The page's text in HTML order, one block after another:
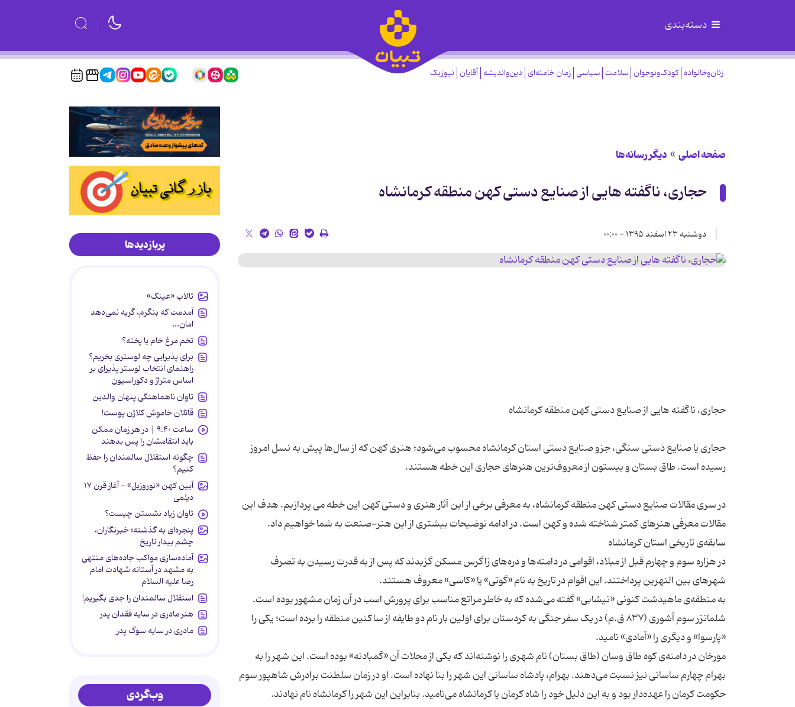
دسته‌بندی
زنان‌وخانواده کودک‌ونوجوان سلامت سیاسی زمان خامنه‌ای دین‌واندیشه آقایان نیوزیک
صفحه اصلی دیگر رسانه‌ها
حجاری، ناگفته هایی از صنایع دستی کهن منطقه کرمانشاه
دوشنبه ۲۳ اسفند ۱۳۹۵ - ۰۰:۰۰
حجاری یا صنایع دستی سنگی، جزو صنایع دستی استان کرمانشاه محسوب می‌شود؛ هنری کهن که از سال‌ها پیش به نسل امروز
در سری مقالات صنایع دستی کهن منطقه کرمانشاه، به معرفی برخی از این آثار هنری و دستی کهن این خطه می‌ پردازیم. هدف این
در هزاره سوم و چهارم قبل از میلاد، اقوامی در دامنه‌ها و دره‌های زاگرس مسکن گزیدند که پس از به قدرت رسیدن به تصرف
به منطقه‌ی ماهیدشت کنونی «نیشابی» گفته می‌شده که به خاطر مراتع مناسب برای پرورش اسب در آن زمان مشهور بوده است.
شلمانزر سوم آشوری (۸۳۷ ق.م) در یک سفر جنگی به کردستان برای اولین بار نام دو طایفه از ساکنین منطقه را برده است؛ یکی را
مورخان در دامنه‌ی کوه طاق وسان (طاق بستان) نام شهری را نوشته‌اند که یکی از محلات آن «گمبادنه» بوده است. این شهر را به
بهرام چهارم ساسانی نیز نسبت می‌دهند. بهرام، پادشاه ساسانی این شهر را بنا نهاده است. او در زمان سلطنت برادرش شاهپور سوم
پربازدیدها
تالاب «عینک»
آمدمت که بنگرم، گریه نمی‌دهد
امان...
تخم مرغ خام یا پخته؟
برای پذیرایی چه لوستری بخریم؟
راهنمای انتخاب لوستر پذیرای بر
اساس متراژ و دکوراسیون
تاوان ناهماهنگی پنهان والدین
قاتلان خاموش کلاژن پوست!
ساعت ۹:۴۰ | در هر زمان ممکن
باید انتقامشان را پس بدهند
چگونه استقلال سالمندان را حفظ
کنیم؟
آیین کهن «نوروزبل» - آغاز قرن ۱۷
دیلمی
تاوان زیاد نشستن چیست؟
پنجره‌ای به گذشته؛ خبرنگاران،
چشم بیدار تاریخ
آماده‌سازی مواکب جاده‌های منتهی
به مشهد در آستانه شهادت امام
رضا علیه السلام
استقلال سالمندان را جدی بگیریم!
هنر مادری در سایه‌ فقدان پدر
مادری در سایه سوگ پدر
وب‌گردی